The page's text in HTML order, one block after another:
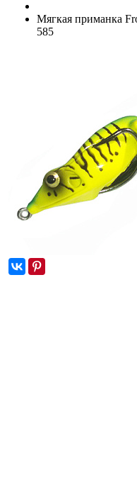
Мягкая приманка
585